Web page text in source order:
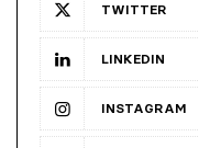
TWITTER
LINKEDIN
INSTAGRAM